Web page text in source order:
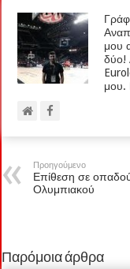
μου
δύο!
μου.
Προηγούμενο
Επίθεση σε
Ολυμπιακού
Παρόμοια άρθρα